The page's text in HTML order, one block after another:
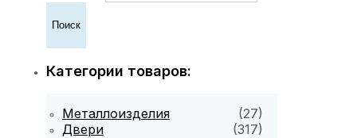
Категории товаров:
Металлоизделия
(27)
Двери
(317)